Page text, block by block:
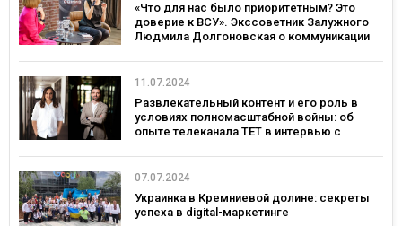
«Что для нас было приоритетным? Это
доверие к ВСУ». Экссоветник Залужного
Людмила Долгоновская о коммуникации
11.07.2024
Развлекательный контент и его роль в
условиях полномасштабной войны: об
опыте телеканала ТЕТ в интервью с
07.07.2024
Украинка в Кремниевой долине: секреты
успеха в digital-маркетинге